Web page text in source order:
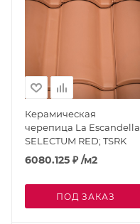
Керамическая
черепица La Escandella
SELECTUM RED; TSRK
6080.125 ₽ /м2
ПОД ЗАКАЗ